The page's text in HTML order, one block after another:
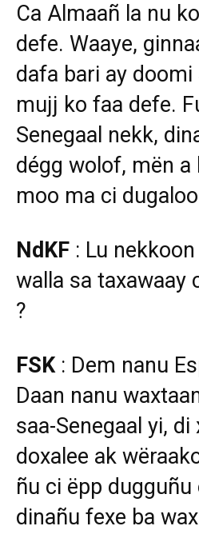
Ca Almaañ la nu
defe. Waaye,
dafa bari ay doomi
mujj ko faa defe.
Senegaal nekk,
dégg wolof, mën a
moo ma ci
NdKF : Lu
walla sa taxawaay
?
FSK: Dem nanu
Daan nanu
saa-Senegaal yi,
doxalee ak
ñu ci ëpp dugguñu
dinañu fexe ba